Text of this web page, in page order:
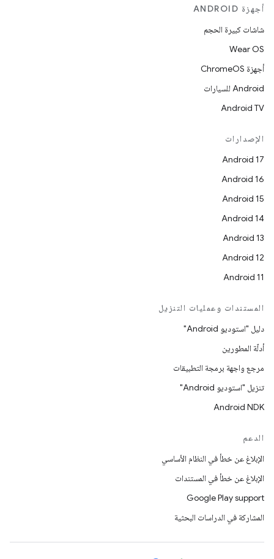
أجهزة ANDROID
شاشات كبيرة الحجم
Wear OS
أجهزة ChromeOS
Android للسيارات
Android TV
الإصدارات
Android 17
Android 16
Android 15
Android 14
Android 13
Android 12
Android 11
المستندات وعمليات التنزيل
دليل "استوديو Android"
أدلّة المطورين
مرجع واجهة برمجة التطبيقات
تنزيل "استوديو Android"
Android NDK
الدعم
الإبلاغ عن خطأ في النظام الأساسي
الإبلاغ عن خطأ في المستندات
Google Play support
المشاركة في الدراسات البحثية